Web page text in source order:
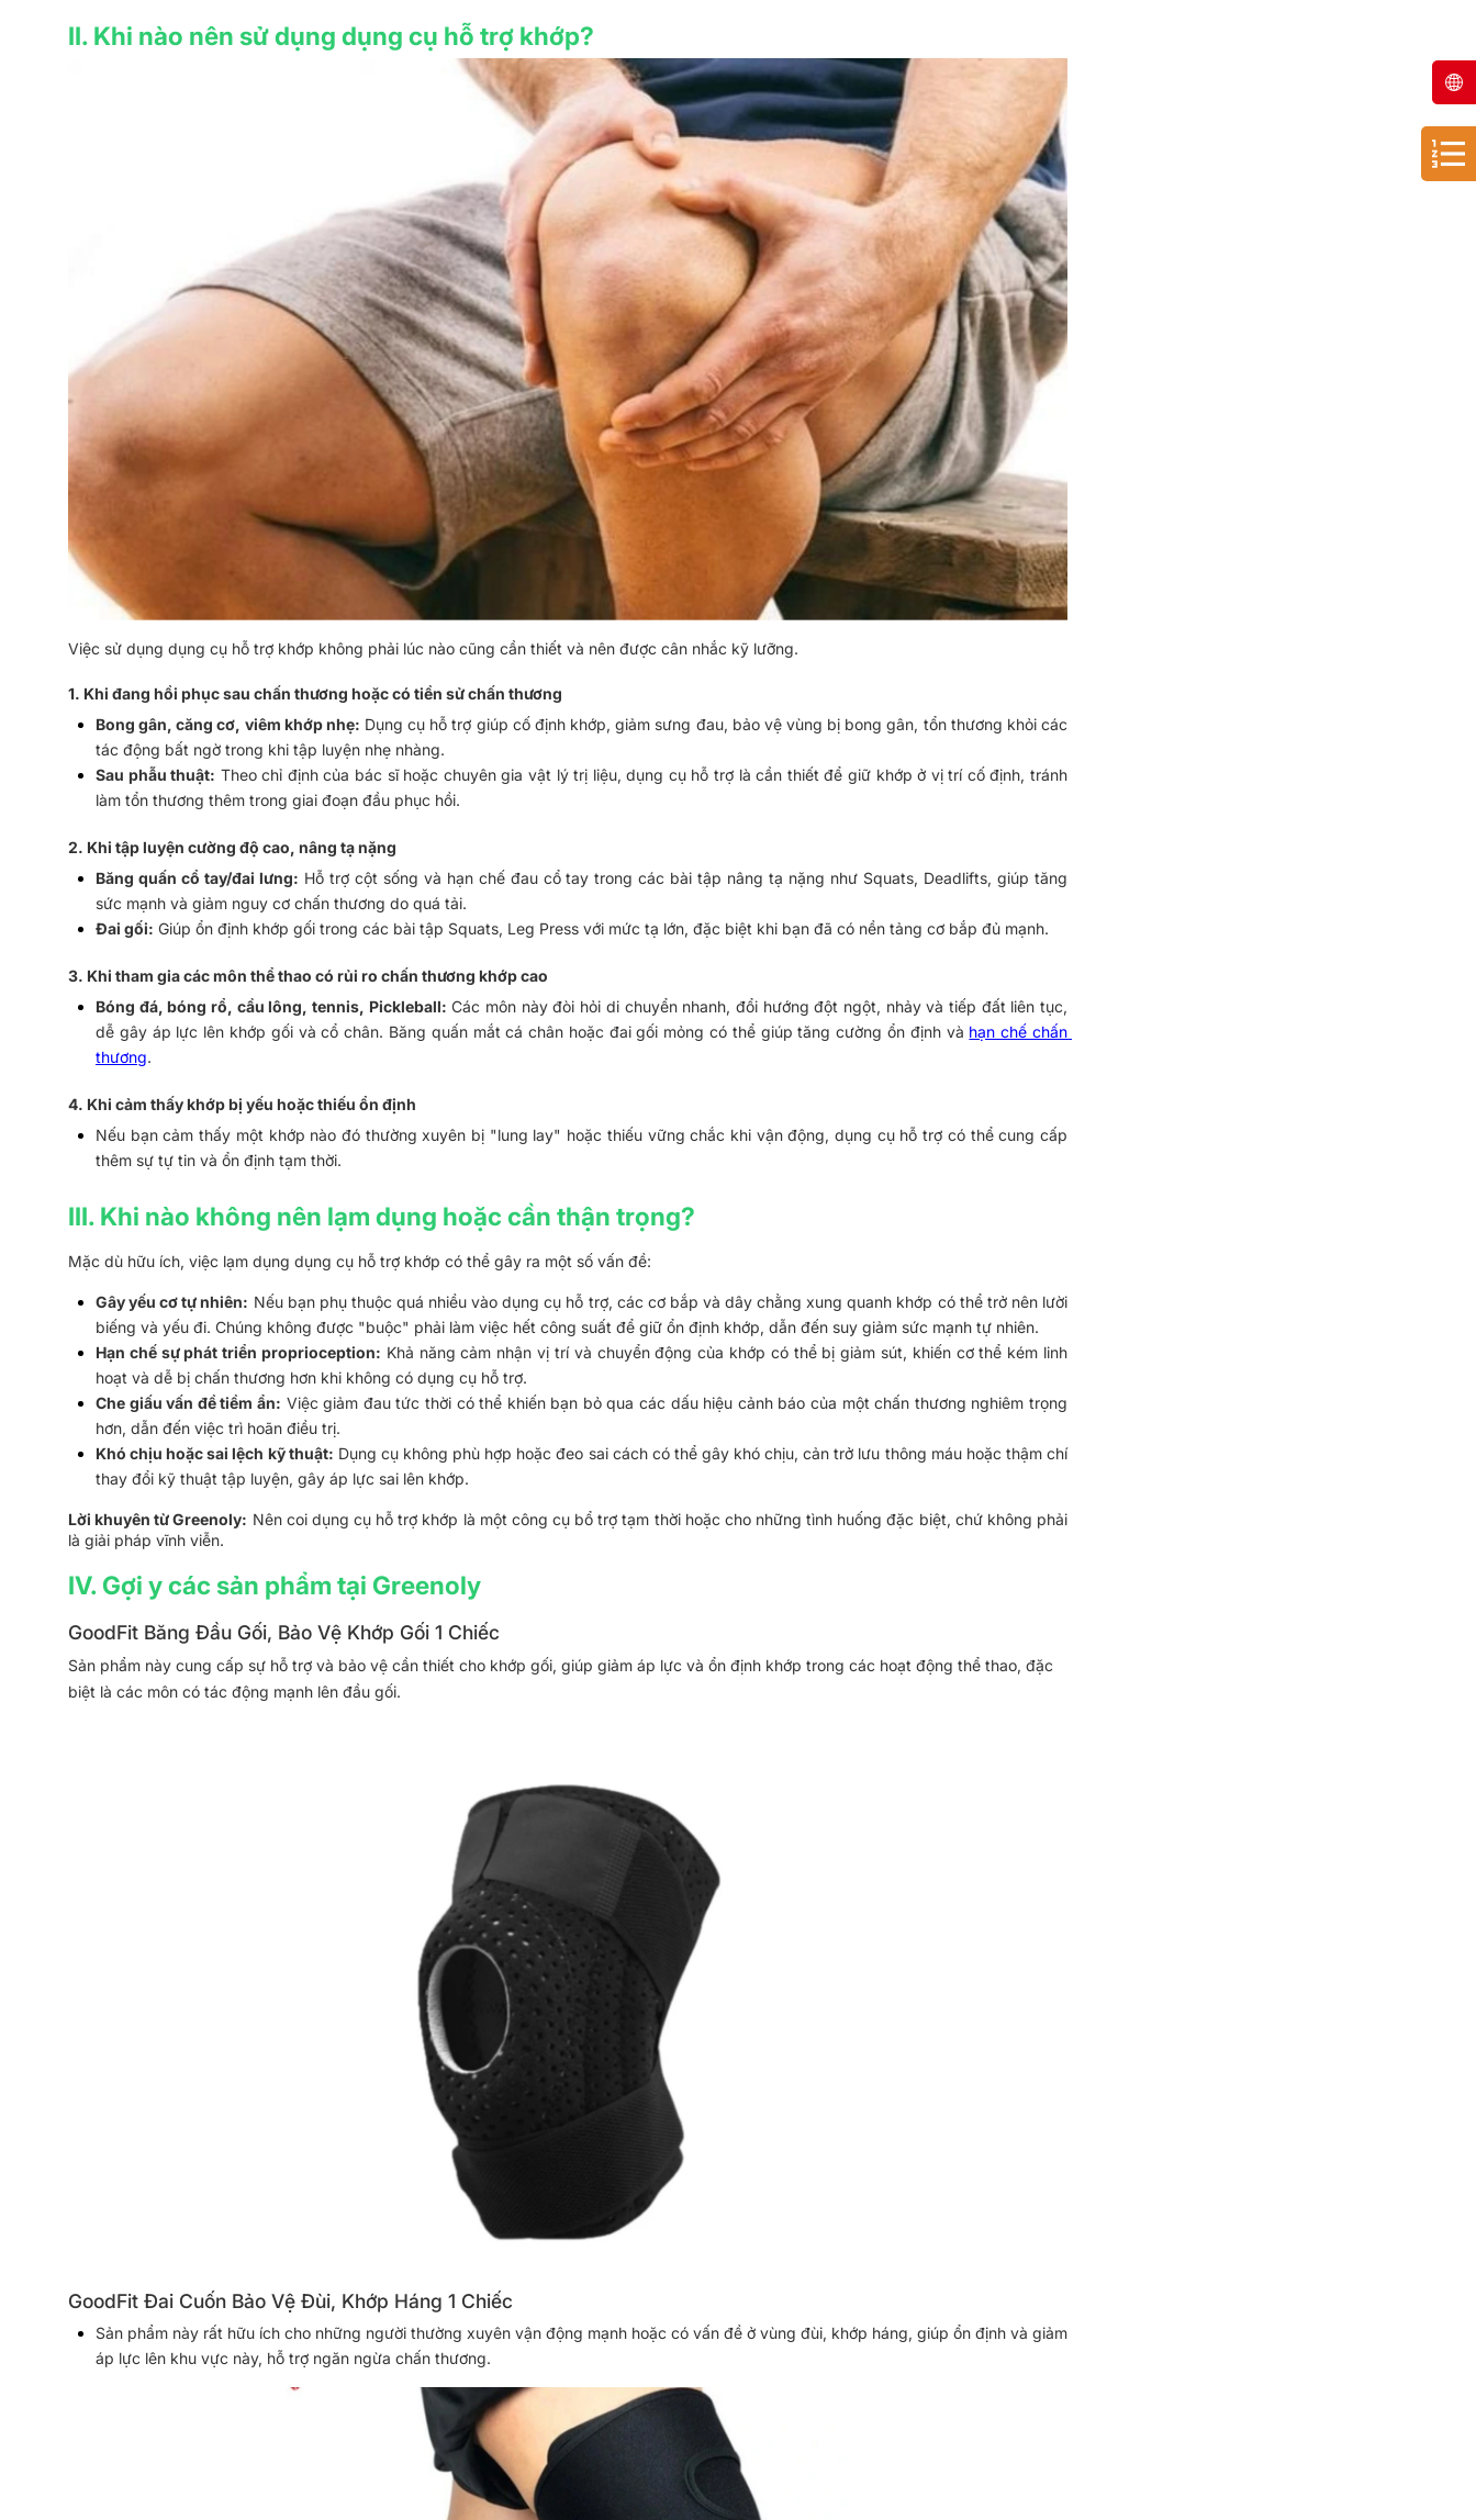
II. Khi nào nên sử dụng dụng cụ hỗ trợ khớp?
Việc sử dụng dụng cụ hỗ trợ khớp không phải lúc nào cũng cần thiết và nên được cân nhắc kỹ lưỡng.
1. Khi đang hồi phục sau chấn thương hoặc có tiền sử chấn thương
Bong gân, căng cơ, viêm khớp nhẹ: Dụng cụ hỗ trợ giúp cố định khớp, giảm sưng đau, bảo vệ vùng bị bong gân, tổn thương khỏi các
tác động bất ngờ trong khi tập luyện nhẹ nhàng.
Sau phẫu thuật: Theo chỉ định của bác sĩ hoặc chuyên gia vật lý trị liệu, dụng cụ hỗ trợ là cần thiết để giữ khớp ở vị trí cố định, tránh
làm tổn thương thêm trong giai đoạn đầu phục hồi.
2. Khi tập luyện cường độ cao, nâng tạ nặng
Băng quấn cổ tay/đai lưng: Hỗ trợ cột sống và hạn chế đau cổ tay trong các bài tập nâng tạ nặng như Squats, Deadlifts, giúp tăng
sức mạnh và giảm nguy cơ chấn thương do quá tải.
Đai gối: Giúp ổn định khớp gối trong các bài tập Squats, Leg Press với mức tạ lớn, đặc biệt khi bạn đã có nền tảng cơ bắp đủ mạnh.
3. Khi tham gia các môn thể thao có rủi ro chấn thương khớp cao
Bóng đá, bóng rổ, cầu lông, tennis, Pickleball: Các môn này đòi hỏi di chuyển nhanh, đổi hướng đột ngột, nhảy và tiếp đất liên tục,
dễ gây áp lực lên khớp gối và cổ chân. Băng quấn mắt cá chân hoặc đai gối mỏng có thể giúp tăng cường ổn định và hạn chế chấn
thương.
4. Khi cảm thấy khớp bị yếu hoặc thiếu ổn định
Nếu bạn cảm thấy một khớp nào đó thường xuyên bị "lung lay" hoặc thiếu vững chắc khi vận động, dụng cụ hỗ trợ có thể cung cấp
thêm sự tự tin và ổn định tạm thời.
III. Khi nào không nên lạm dụng hoặc cần thận trọng?
Mặc dù hữu ích, việc lạm dụng dụng cụ hỗ trợ khớp có thể gây ra một số vấn đề:
Gây yếu cơ tự nhiên: Nếu bạn phụ thuộc quá nhiều vào dụng cụ hỗ trợ, các cơ bắp và dây chằng xung quanh khớp có thể trở nên lười
biếng và yếu đi. Chúng không được "buộc" phải làm việc hết công suất để giữ ổn định khớp, dẫn đến suy giảm sức mạnh tự nhiên.
Hạn chế sự phát triển proprioception: Khả năng cảm nhận vị trí và chuyển động của khớp có thể bị giảm sút, khiến cơ thể kém linh
hoạt và dễ bị chấn thương hơn khi không có dụng cụ hỗ trợ.
Che giấu vấn đề tiềm ẩn: Việc giảm đau tức thời có thể khiến bạn bỏ qua các dấu hiệu cảnh báo của một chấn thương nghiêm trọng
hơn, dẫn đến việc trì hoãn điều trị.
Khó chịu hoặc sai lệch kỹ thuật: Dụng cụ không phù hợp hoặc đeo sai cách có thể gây khó chịu, cản trở lưu thông máu hoặc thậm chí
thay đổi kỹ thuật tập luyện, gây áp lực sai lên khớp.
Lời khuyên từ Greenoly: Nên coi dụng cụ hỗ trợ khớp là một công cụ bổ trợ tạm thời hoặc cho những tình huống đặc biệt, chứ không phải
là giải pháp vĩnh viễn.
IV. Gợi y các sản phẩm tại Greenoly
GoodFit Băng Đầu Gối, Bảo Vệ Khớp Gối 1 Chiếc
Sản phẩm này cung cấp sự hỗ trợ và bảo vệ cần thiết cho khớp gối, giúp giảm áp lực và ổn định khớp trong các hoạt động thể thao, đặc
biệt là các môn có tác động mạnh lên đầu gối.
GoodFit Đai Cuốn Bảo Vệ Đùi, Khớp Háng 1 Chiếc
Sản phẩm này rất hữu ích cho những người thường xuyên vận động mạnh hoặc có vấn đề ở vùng đùi, khớp háng, giúp ổn định và giảm
áp lực lên khu vực này, hỗ trợ ngăn ngừa chấn thương.